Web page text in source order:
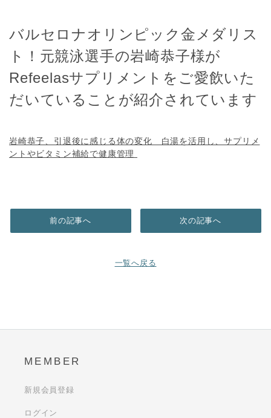
バルセロナオリンピック金メダリス
ト！元競泳選手の岩崎恭子様が
Refeelasサプリメントをご愛飲いた
だいていることが紹介されています
岩崎恭子、引退後に感じる体の変化 白湯を活用し、サプリメ
ントやビタミン補給で健康管理 ​
前の記事へ
一覧へ戻る
次の記事へ
MEMBER
新規会員登録
ログイン